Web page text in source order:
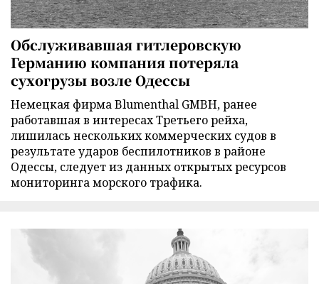
Обслуживавшая гитлеровскую
Германию компания потеряла
сухогрузы возле Одессы
Немецкая фирма Blumenthal GMBH, ранее
работавшая в интересах Третьего рейха,
лишилась нескольких коммерческих судов в
результате ударов беспилотников в районе
Одессы, следует из данных открытых ресурсов
мониторинга морского трафика.